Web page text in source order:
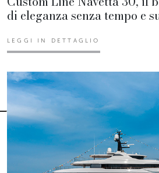
di eleganza senza tempo e
LEGGI IN DETTAGLIO